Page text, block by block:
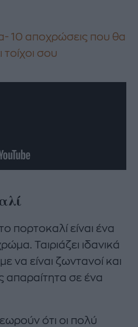
10 αποχρώσεις που θα
σου
πορτοκαλί είναι ένα
Ταιριάζει ιδανικά
να είναι ζωντανοί και
απαραίτητα σε ένα
ότι οι πολύ